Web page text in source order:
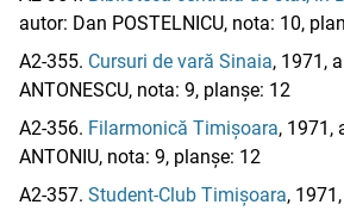
autor: Dan POSTELNICU, nota: 10,
A2-355. Cursuri de vară Sinaia, 1971,
ANTONESCU, nota: 9, planșe: 12
A2-356. Filarmonică Timișoara, 1971,
ANTONIU, nota: 9, planșe: 12
A2-357. Student-Club Timișoara,